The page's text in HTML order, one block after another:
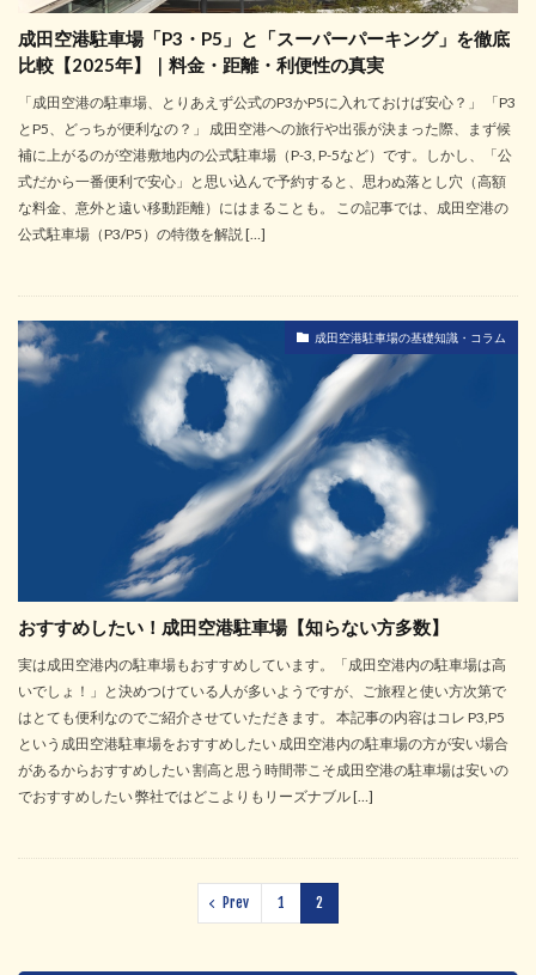
成田空港駐車場「P3・P5」と「スーパーパーキング」を徹底
比較【2025年】｜料金・距離・利便性の真実
「成田空港の駐車場、とりあえず公式のP3かP5に入れておけば安心？」 「P3
とP5、どっちが便利なの？」 成田空港への旅行や出張が決まった際、まず候
補に上がるのが空港敷地内の公式駐車場（P-3, P-5など）です。しかし、「公
式だから一番便利で安心」と思い込んで予約すると、思わぬ落とし穴（高額
な料金、意外と遠い移動距離）にはまることも。 この記事では、成田空港の
公式駐車場（P3/P5）の特徴を解説 […]
成田空港駐車場の基礎知識・コラム
おすすめしたい！成田空港駐車場【知らない方多数】
実は成田空港内の駐車場もおすすめしています。「成田空港内の駐車場は高
いでしょ！」と決めつけている人が多いようですが、ご旅程と使い方次第で
はとても便利なのでご紹介させていただきます。 本記事の内容はコレ P3,P5
という成田空港駐車場をおすすめしたい 成田空港内の駐車場の方が安い場合
があるからおすすめしたい 割高と思う時間帯こそ成田空港の駐車場は安いの
でおすすめしたい 弊社ではどこよりもリーズナブル […]
Prev 1 2